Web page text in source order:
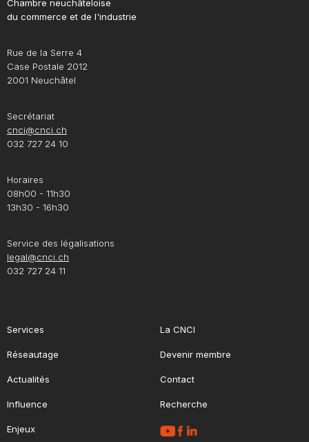
Chambre neuchâteloise
du commerce et de l'industrie
Rue de la Serre 4
Case Postale 2012
2001 Neuchâtel
Secrétariat
cnci@cnci.ch
032 727 24 10
Horaires
08h00 - 11h30
13h30 - 16h30
Service des légalisations
legal@cnci.ch
032 727 24 11
Services
Réseautage
Actualités
Influence
Enjeux
La CNCI
Devenir membre
Contact
Recherche